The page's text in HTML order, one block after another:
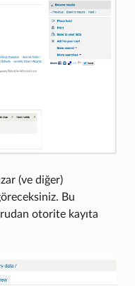
(ve diğer)
Bu
otorite kayıta